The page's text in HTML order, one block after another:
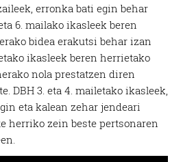
erronka bati egin behar
6. mailako ikasleek beren
bidea erakutsi behar izan
ikasleek beren herrietako
nola prestatzen diren
DBH 3. eta 4. mailetako ikasleek,
eta kalean zehar jendeari
herriko zein beste pertsonaren